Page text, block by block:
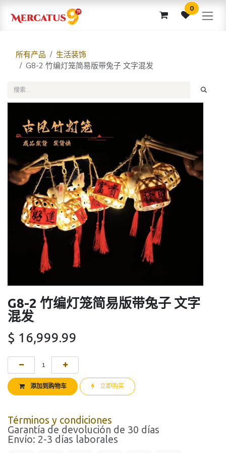
0
所有产品
生活装饰
G8-2 竹编灯笼简易版带兔子 文字混发
G8-2 竹编灯笼简易版带兔子 文字
混发
$ 16,999.99
添加到购物车 立即购买
Términos y condiciones
Garantía de devolución de 30 días
Envío: 2-3 días laborales